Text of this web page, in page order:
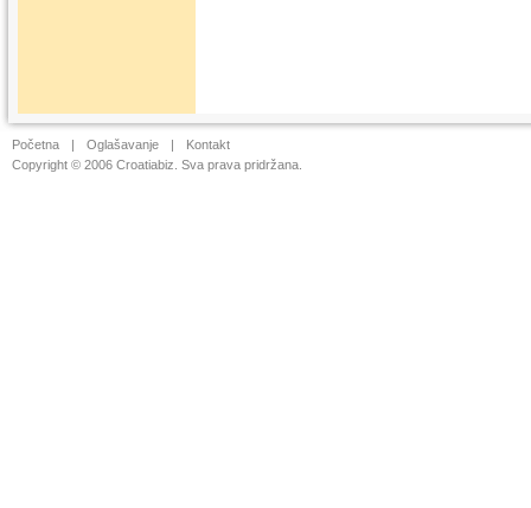
Početna | Oglašavanje |
Kontakt
Copyright © 2006 Croatiabiz. Sva prava pridržana.